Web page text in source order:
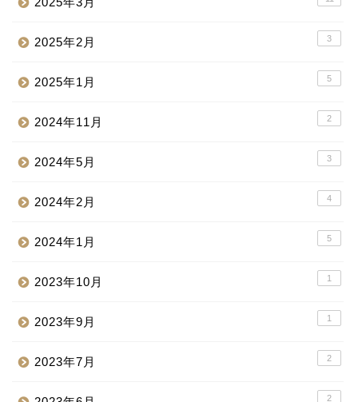
2025年2月 3
2025年1月 5
2024年11月 2
2024年5月 3
2024年2月 4
2024年1月 5
2023年10月 1
2023年9月 1
2023年7月 2
2